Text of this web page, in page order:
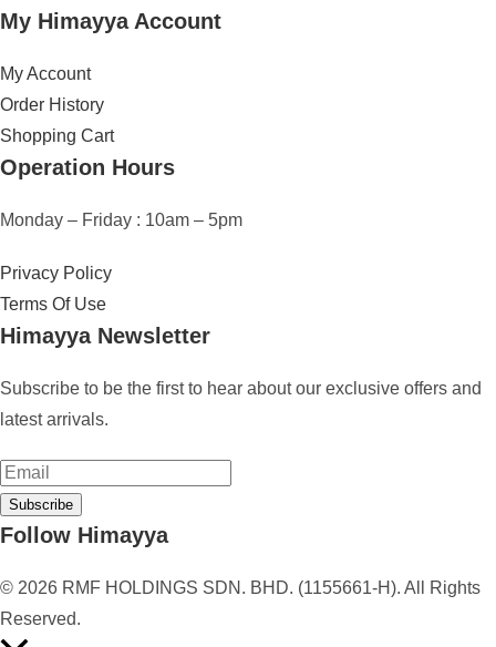
My Himayya Account
My Account
Order History
Shopping Cart
Operation Hours
Monday – Friday : 10am – 5pm
Privacy Policy
Terms Of Use
Himayya Newsletter
Subscribe to be the first to hear about our exclusive offers and
latest arrivals.
Subscribe
Follow Himayya
© 2026 RMF HOLDINGS SDN. BHD. (1155661-H). All Rights
Reserved.